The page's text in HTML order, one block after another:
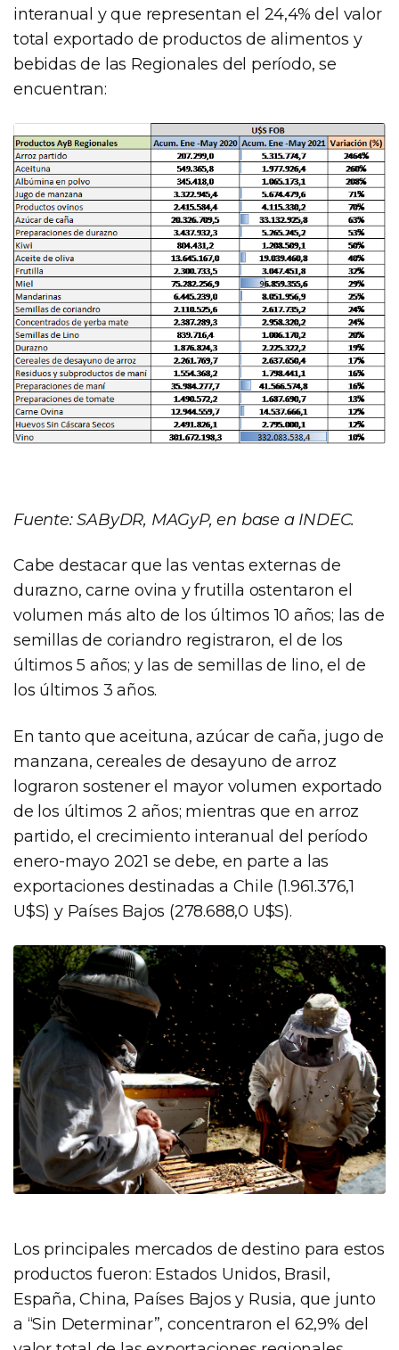
interanual y que representan el 24,4% del valor
total exportado de productos de alimentos y
bebidas de las Regionales del período, se
encuentran:
Fuente: SAByDR, MAGyP, en base a INDEC.
Cabe destacar que las ventas externas de
durazno, carne ovina y frutilla ostentaron el
volumen más alto de los últimos 10 años; las de
semillas de coriandro registraron, el de los
últimos 5 años; y las de semillas de lino, el de
los últimos 3 años.
En tanto que aceituna, azúcar de caña, jugo de
manzana, cereales de desayuno de arroz
lograron sostener el mayor volumen exportado
de los últimos 2 años; mientras que en arroz
partido, el crecimiento interanual del período
enero-mayo 2021 se debe, en parte a las
exportaciones destinadas a Chile (1.961.376,1
U$S) y Países Bajos (278.688,0 U$S).
Los principales mercados de destino para estos
productos fueron: Estados Unidos, Brasil,
España, China, Países Bajos y Rusia, que junto
a “Sin Determinar”, concentraron el 62,9% del